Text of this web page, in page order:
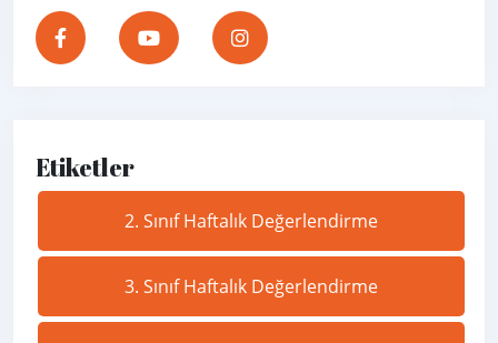
Etiketler
2. Sınıf Haftalık Değerlendirme
3. Sınıf Haftalık Değerlendirme